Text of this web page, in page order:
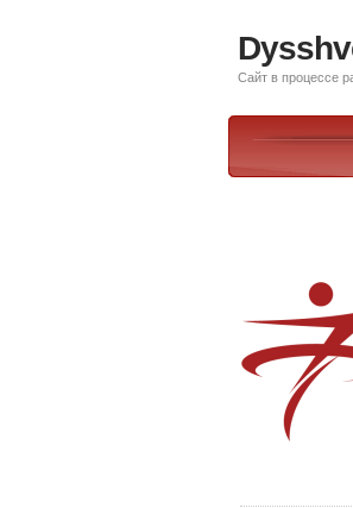
Сайт в процессе